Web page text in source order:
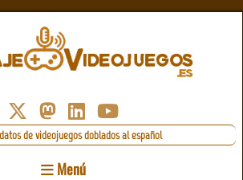
de videojuegos doblados al español
Menú